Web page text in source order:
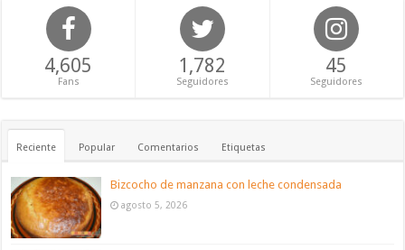
4,605
Fans
1,782
Seguidores
45
Seguidores
Reciente Popular Comentarios Etiquetas
Bizcocho de manzana con leche condensada
agosto 5, 2026